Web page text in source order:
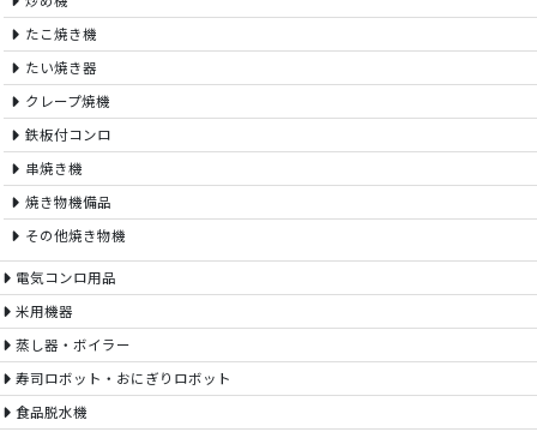
たこ焼き機
たい焼き器
クレープ焼機
鉄板付コンロ
串焼き機
焼き物機備品
その他焼き物機
電気コンロ用品
米用機器
蒸し器・ボイラー
寿司ロボット・おにぎりロボット
食品脱水機